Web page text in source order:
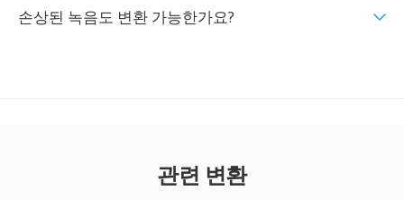
손상된 녹음도 변환 가능한가요?
관련 변환